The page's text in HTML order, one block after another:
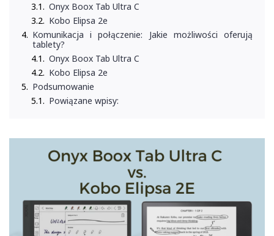
Onyx Boox Tab Ultra C
Kobo Elipsa 2e
Komunikacja i połączenie: Jakie możliwości oferują
tablety?
Onyx Boox Tab Ultra C
Kobo Elipsa 2e
Podsumowanie
Powiązane wpisy: